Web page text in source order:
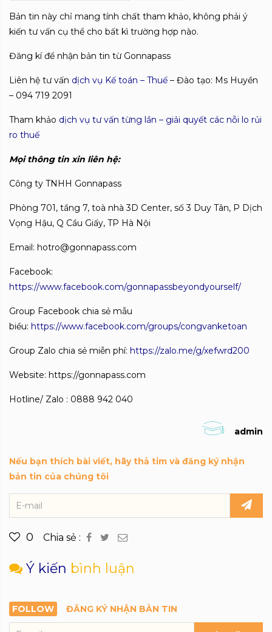
Bản tin này chỉ mang tính chất tham khảo, không phải ý
kiến tư vấn cụ thể cho bất kì trường hợp nào.
Đăng kí để nhận bản tin từ Gonnapass
Liên hệ tư vấn dịch vụ Kế toán – Thuế – Đào tạo: Ms Huyền
– 094 719 2091
Tham khảo dịch vụ tư vấn từng lần – giải quyết các nỗi lo rủi
ro thuế
Mọi thông tin xin liên hệ:
Công ty TNHH Gonnapass
Phòng 701, tầng 7, toà nhà 3D Center, số 3 Duy Tân, P Dịch
Vọng Hậu, Q Cầu Giấy, TP Hà Nội
Email: hotro@gonnapass.com
Facebook:
https://www.facebook.com/gonnapassbeyondyourself/
Group Facebook chia sẻ mẫu
biểu: https://www.facebook.com/groups/congvanketoan
Group Zalo chia sẻ miễn phí: https://zalo.me/g/xefwrd200
Website: https://gonnapass.com
Hotline/ Zalo : 0888 942 040
admin
Nếu bạn thích bài viết, hãy thả tim và đăng ký nhận
bản tin của chúng tôi
0 Chia sẻ :
Ý kiến bình luận
FOLLOW ĐĂNG KÝ NHẬN BẢN TIN